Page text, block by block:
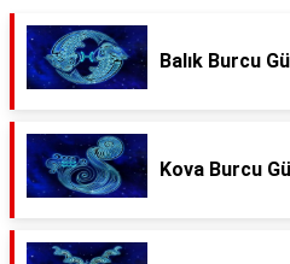
Balık Burcu
Kova Burcu